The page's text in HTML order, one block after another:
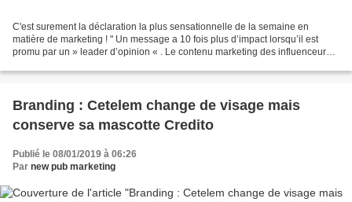
C'est surement la déclaration la plus sensationnelle de la semaine en
matière de marketing ! " Un message a 10 fois plus d’impact lorsqu’il est
promu par un » leader d’opinion « . Le contenu marketing des influenceurs
Branding : Cetelem change de visage mais
conserve sa mascotte Credito
Publié le 08/01/2019 à 06:26
Par new pub marketing